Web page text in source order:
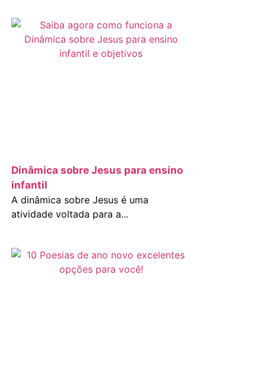
Dinâmica sobre Jesus para ensino
infantil
A dinâmica sobre Jesus é uma
atividade voltada para a...